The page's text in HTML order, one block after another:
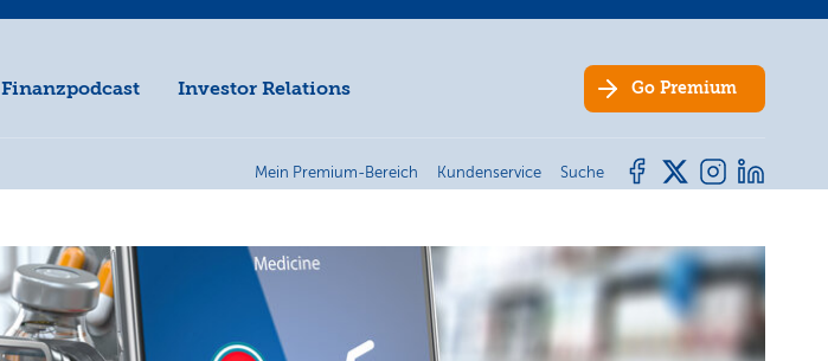
Finanzpodcast Investor Relations Go Premium
Mein Premium-Bereich Kundenservice Suche